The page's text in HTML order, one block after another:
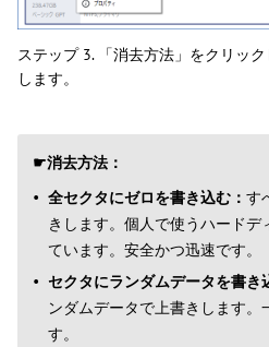
ステップ 3. 「消去方法」をクリッ
します。
☛消去方法：
全セクタにゼロを書き込む： す
きします。個人で使うハード
ています。安全かつ迅速です。
セクタにランダムデータを書き
ンダムデータで上書きします
す。